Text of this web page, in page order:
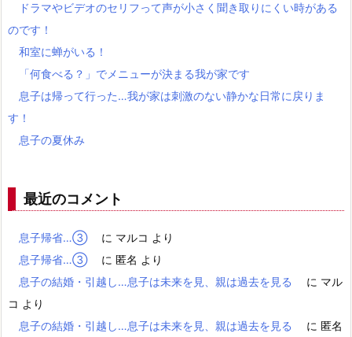
ドラマやビデオのセリフって声が小さく聞き取りにくい時がある
のです！
和室に蝉がいる！
「何食べる？」でメニューが決まる我が家です
息子は帰って行った…我が家は刺激のない静かな日常に戻りま
す！
息子の夏休み
最近のコメント
息子帰省…③ に マルコ より
息子帰省…③
に 匿名 より
息子の結婚・引越し…息子は未来を見、親は過去を見る
に マル
コ より
息子の結婚・引越し…息子は未来を見、親は過去を見る
に 匿名